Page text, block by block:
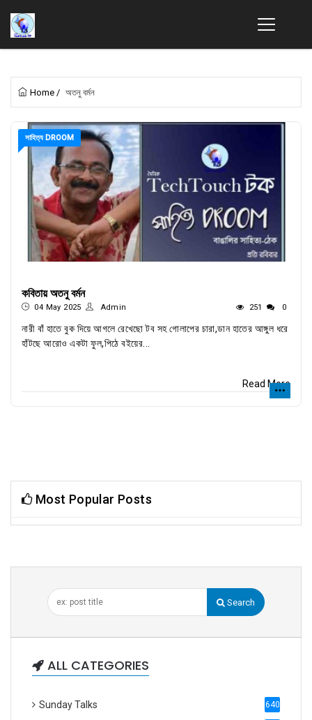
Home / অতনু বর্মন
সাহিত্য DROOM
কবিতায় অতনু বর্মন
04 May 2025 Admin 251 0
নারী বাঁ হাতে বুক দিয়ে আগলে রেখেছো টব সহ গোলাপের চারা,ডান হাতের আঙ্গুল ধরে
হাঁটছে আরোও একটা ফুল,পিঠে বইয়ের...
Read More
Most Popular Posts
Search
ALL CATEGORIES
Sunday Talks 640